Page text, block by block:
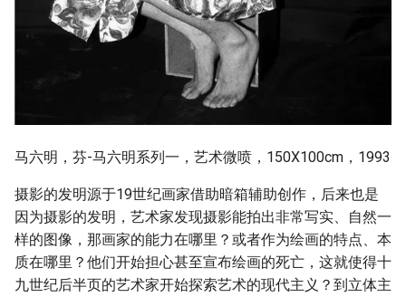
马六明，芬-马六明系列一，艺术微喷，150X100cm，1993
摄影的发明源于19世纪画家借助暗箱辅助创作，后来也是
因为摄影的发明，艺术家发现摄影能拍出非常写实、自然一
样的图像，那画家的能力在哪里？或者作为绘画的特点、本
质在哪里？他们开始担心甚至宣布绘画的死亡，这就使得十
九世纪后半页的艺术家开始探索艺术的现代主义？到立体主